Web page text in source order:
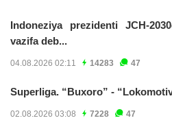
Indoneziya prezidenti JCH-
vazifa deb...
04.08.2026 02:11 14283 47
Superliga. “Buxoro” -
02.08.2026 03:08 7228 47